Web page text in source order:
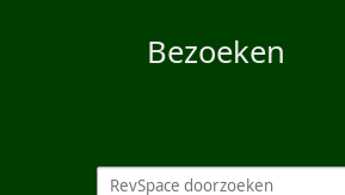
Bezoeken